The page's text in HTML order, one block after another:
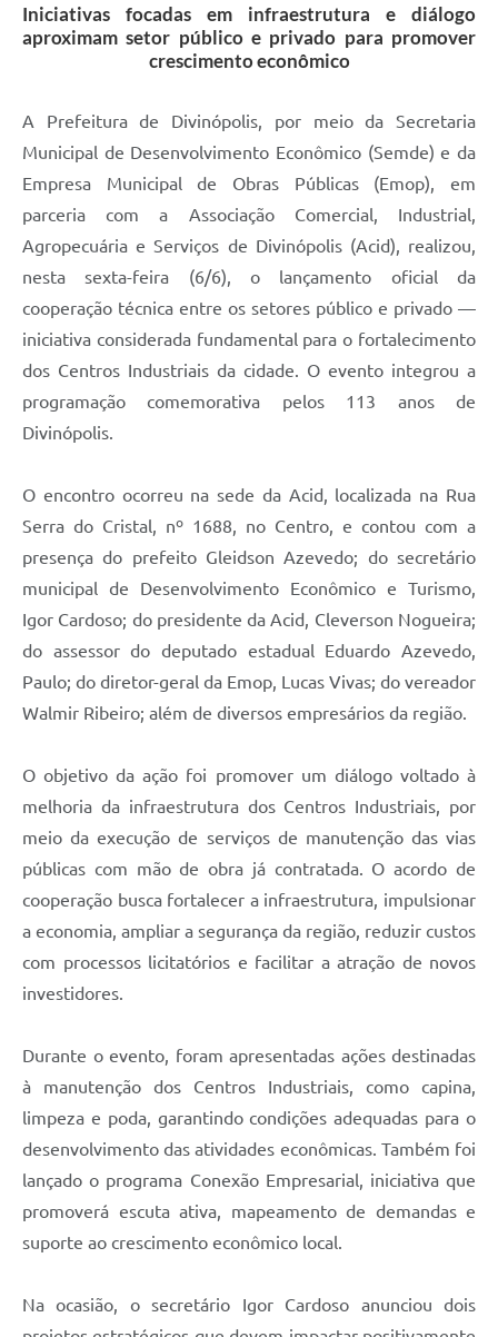
Iniciativas focadas em infraestrutura e diálogo
aproximam setor público e privado para promover
crescimento econômico
A Prefeitura de Divinópolis, por meio da Secretaria
Municipal de Desenvolvimento Econômico (Semde) e da
Empresa Municipal de Obras Públicas (Emop), em
parceria com a Associação Comercial, Industrial,
Agropecuária e Serviços de Divinópolis (Acid), realizou,
nesta sexta-feira (6/6), o lançamento oficial da
cooperação técnica entre os setores público e privado —
iniciativa considerada fundamental para o fortalecimento
dos Centros Industriais da cidade. O evento integrou a
programação comemorativa pelos 113 anos de
Divinópolis.
O encontro ocorreu na sede da Acid, localizada na Rua
Serra do Cristal, nº 1688, no Centro, e contou com a
presença do prefeito Gleidson Azevedo; do secretário
municipal de Desenvolvimento Econômico e Turismo,
Igor Cardoso; do presidente da Acid, Cleverson Nogueira;
do assessor do deputado estadual Eduardo Azevedo,
Paulo; do diretor-geral da Emop, Lucas Vivas; do vereador
Walmir Ribeiro; além de diversos empresários da região.
O objetivo da ação foi promover um diálogo voltado à
melhoria da infraestrutura dos Centros Industriais, por
meio da execução de serviços de manutenção das vias
públicas com mão de obra já contratada. O acordo de
cooperação busca fortalecer a infraestrutura, impulsionar
a economia, ampliar a segurança da região, reduzir custos
com processos licitatórios e facilitar a atração de novos
investidores.
Durante o evento, foram apresentadas ações destinadas
à manutenção dos Centros Industriais, como capina,
limpeza e poda, garantindo condições adequadas para o
desenvolvimento das atividades econômicas. Também foi
lançado o programa Conexão Empresarial, iniciativa que
promoverá escuta ativa, mapeamento de demandas e
suporte ao crescimento econômico local.
Na ocasião, o secretário Igor Cardoso anunciou dois